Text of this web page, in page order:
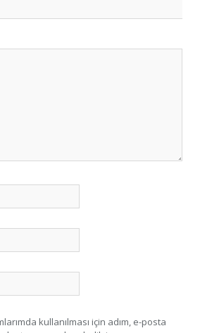
kullanılması için adım, e-posta